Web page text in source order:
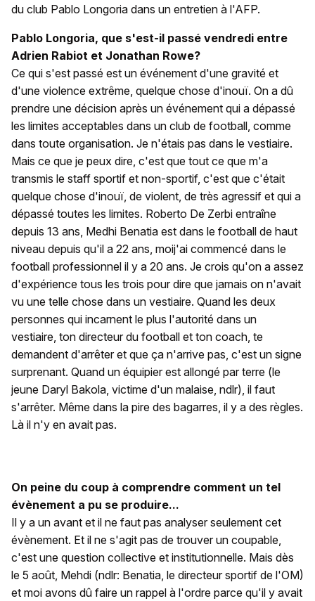
du club Pablo Longoria dans un entretien à l'AFP.
Pablo Longoria, que s'est-il passé vendredi entre
Adrien Rabiot et Jonathan Rowe?
Ce qui s'est passé est un événement d'une gravité et
d'une violence extrême, quelque chose d'inouï. On a dû
prendre une décision après un événement qui a dépassé
les limites acceptables dans un club de football, comme
dans toute organisation. Je n'étais pas dans le vestiaire.
Mais ce que je peux dire, c'est que tout ce que m'a
transmis le staff sportif et non-sportif, c'est que c'était
quelque chose d'inouï, de violent, de très agressif et qui a
dépassé toutes les limites. Roberto De Zerbi entraîne
depuis 13 ans, Medhi Benatia est dans le football de haut
niveau depuis qu'il a 22 ans, moij'ai commencé dans le
football professionnel il y a 20 ans. Je crois qu'on a assez
d'expérience tous les trois pour dire que jamais on n'avait
vu une telle chose dans un vestiaire. Quand les deux
personnes qui incarnent le plus l'autorité dans un
vestiaire, ton directeur du football et ton coach, te
demandent d'arrêter et que ça n'arrive pas, c'est un signe
surprenant. Quand un équipier est allongé par terre (le
jeune Daryl Bakola, victime d'un malaise, ndlr), il faut
s'arrêter. Même dans la pire des bagarres, il y a des règles.
Là il n'y en avait pas.
On peine du coup à comprendre comment un tel
évènement a pu se produire...
Il y a un avant et il ne faut pas analyser seulement cet
évènement. Et il ne s'agit pas de trouver un coupable,
c'est une question collective et institutionnelle. Mais dès
le 5 août, Mehdi (ndlr: Benatia, le directeur sportif de l'OM)
et moi avons dû faire un rappel à l'ordre parce qu'il y avait